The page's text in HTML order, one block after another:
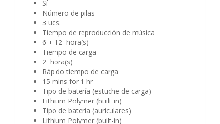
Sí
Número de pilas
3 uds.
Tiempo de reproducción de música
6 + 12 hora(s)
Tiempo de carga
2 hora(s)
Rápido tiempo de carga
15 mins for 1 hr
Tipo de batería (estuche de carga)
Lithium Polymer (built-in)
Tipo de batería (auriculares)
Lithium Polymer (built-in)